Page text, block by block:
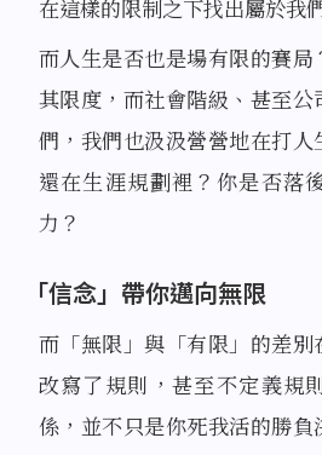
在這樣的限制之下找出屬於我
而人生是否也是場有限的賽
其限度，而社會階級、甚至
們，我們也汲汲營營地在打
還在生涯規劃裡？你是否落
力？
「信念」帶你邁向無限
而「無限」與「有限」的差
改寫了規則，甚至不定義規
係，並不只是你死我活的勝